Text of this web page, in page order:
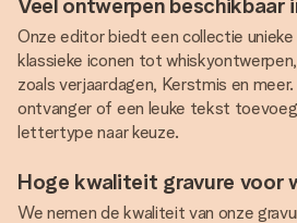
Veel ontwerpen beschikbaar
Onze editor biedt een collectie
klassieke iconen tot
zoals verjaardagen, Kerstmis en
ontvanger of een leuke tekst
lettertype naar keuze.
Hoge kwaliteit gravure voor
We nemen de kwaliteit van onze